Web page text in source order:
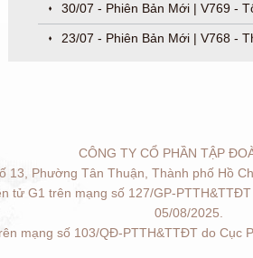
30/07 - Phiên Bản Mới | V769 -
23/07 - Phiên Bản Mới | V768 -
CÔNG TY CỔ PHẦN TẬP
13, Phường Tân Thuận, Thành phố Hồ
tử G1 trên mạng số 127/GP-
05/08/2025.
mạng số 103/QĐ-PTTH&TTĐT do Cục